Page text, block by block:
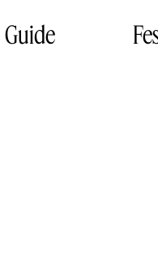
Guide